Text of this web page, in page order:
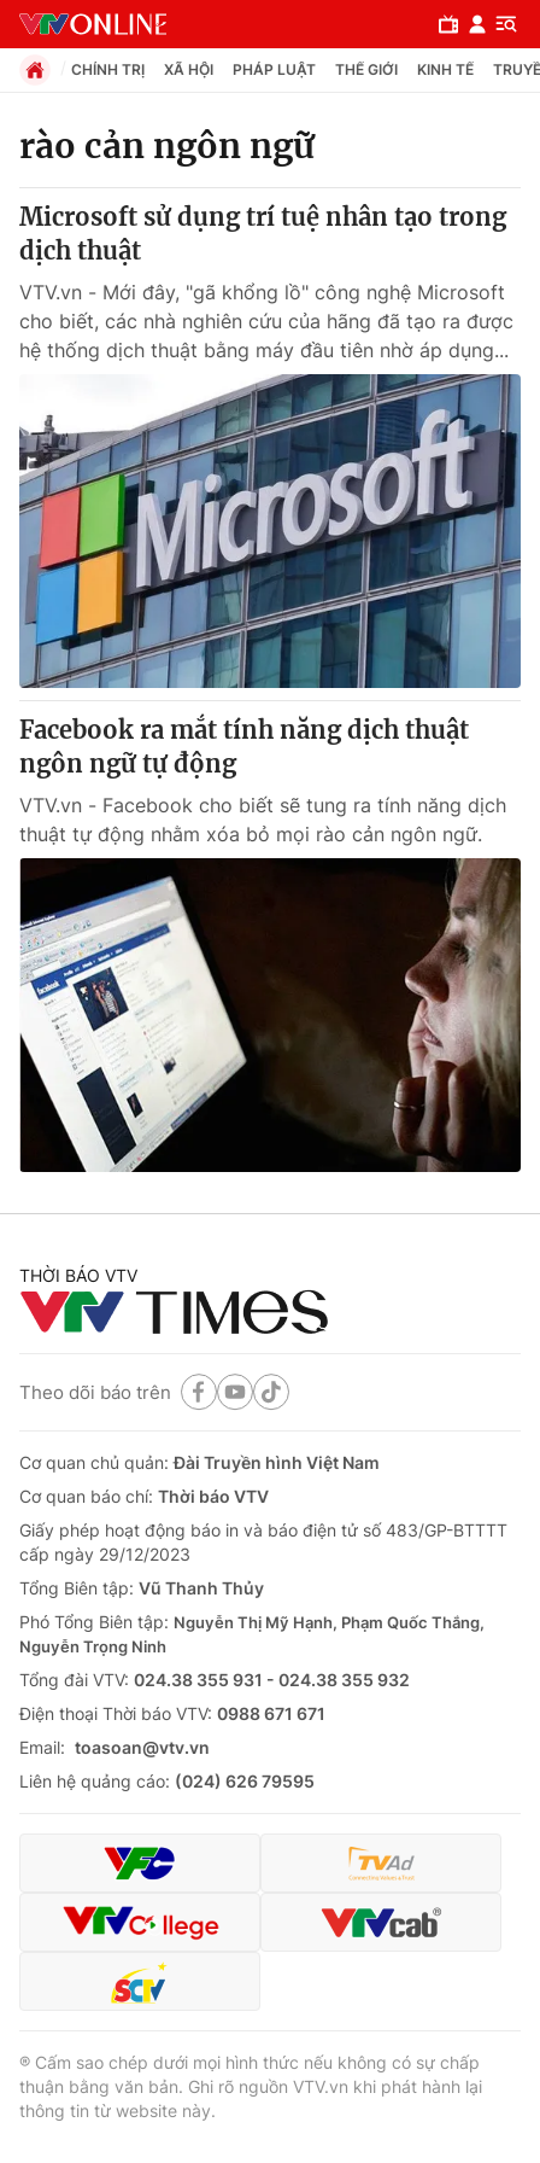
Chuyên mục
Chính trị
Xã hội
Y tế
Thế giới
Tin tức
Thế giới đó đây
Câu chuyện quốc tế
Kinh tế
Tài chính
Thị trường
Góc doanh nghiệp
Dữ liệu và đời sống
Truyền hình
Phim VTV
Hậu trường
Nhân vật
Khán giả
Giải sao mai
Giải trí
Điện ảnh
Âm nhạc
Sao
Đời sống
Du lịch
Làm đẹp
Chất lượng cuộc sống
Giáo dục
Tuyển sinh
Học trực tuyến
Công nghệ
Hitech Công nghệ tương lai
Sản phẩm
Thị trường
Giao lưu trực tuyến
Lịch phát sóng
Emagazine Podcast
VTV Money VTV Thể thao
VTV Sức khoẻ
Thị trường 24h Tấm lòng Việt
VTV4 Vươn mình bằng AI
VTV9 VTV8
Liên hệ tòa soạn
THỜI BÁO VTV
Theo dõi báo trên
CHÍNH TRỊ XÃ HỘI PHÁP LUẬT THẾ GIỚI KINH TẾ
rào cản ngôn ngữ
Microsoft sử dụng trí tuệ nhân tạo trong
dịch thuật
VTV.vn - Mới đây, "gã khổng lồ" công nghệ Microsoft
cho biết, các nhà nghiên cứu của hãng đã tạo ra được
hệ thống dịch thuật bằng máy đầu tiên nhờ áp dụng...
Facebook ra mắt tính năng dịch thuật
ngôn ngữ tự động
VTV.vn - Facebook cho biết sẽ tung ra tính năng dịch
thuật tự động nhằm xóa bỏ mọi rào cản ngôn ngữ.
THỜI BÁO VTV
Theo dõi báo trên
Cơ quan chủ quản:Đài Truyền hình Việt Nam
Cơ quan báo chí: Thời báo VTV
Giấy phép hoạt động báo in và báo điện tử số 483/GP-BTTTT
cấp ngày 29/12/2023
Tổng Biên tập: Vũ Thanh Thủy
Phó Tổng Biên tập: Nguyễn Thị Mỹ Hạnh, Phạm Quốc Thắng,
Nguyễn Trọng Ninh
Tổng đài VTV: 024.38 355 931 - 024.38 355 932
Ðiện thoại Thời báo VTV: 0988 671 671
Email: toasoan@vtv.vn
Liên hệ quảng cáo: (024) 626 79595
® Cấm sao chép dưới mọi hình thức nếu không có sự chấp
thuận bằng văn bản. Ghi rõ nguồn VTV.vn khi phát hành lại
thông tin từ website này.